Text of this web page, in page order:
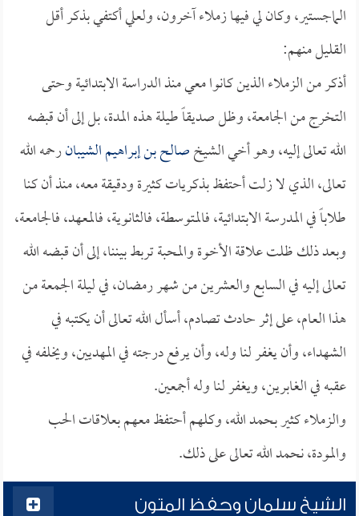
الماجستير، وكان لي فيها زملاء آخرون، ولعلي أكتفي بذكر أقل
القليل منهم:
أذكر من الزملاء الذين كانوا معي منذ الدراسة الابتدائية وحتى
التخرج من الجامعة، وظل صديقاً طيلة هذه المدة، بل إلى أن قبضه
الله تعالى إليه، وهو أخي الشيخصالح بن إبراهيم الشيبانرحمه الله
تعالى، الذي لا زلت أحتفظ بذكريات كثيرة ودقيقة معه، منذ أن كنا
طلاباً في المدرسة الابتدائية، فالمتوسطة، فالثانوية، فالمعهد، فالجامعة،
وبعد ذلك ظلت علاقة الأخوة والمحبة تربط بيننا، إلى أن قبضه الله
تعالى إليه في السابع والعشرين من شهر رمضان، في ليلة الجمعة من
هذا العام، على إثر حادث تصادم، أسأل الله تعالى أن يكتبه في
الشهداء، وأن يغفر لنا وله، وأن يرفع درجته في المهديين، ويخلفه في
عقبه في الغابرين، ويغفر لنا وله أجمعين.
والزملاء كثير بحمد الله، وكلهم أحتفظ معهم بعلاقات الحب
والمودة، نحمد الله تعالى على ذلك.
الشيخ سلمان وحفظ المتون